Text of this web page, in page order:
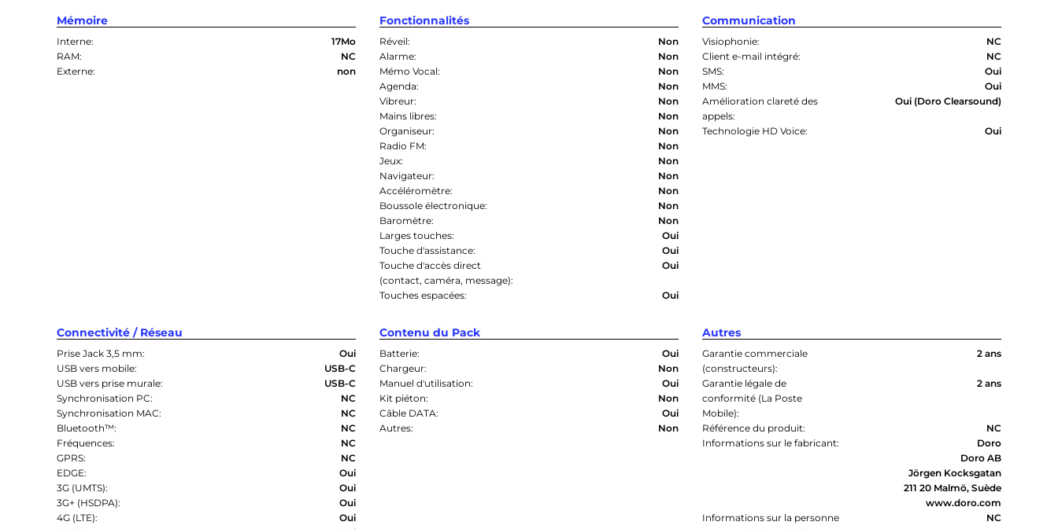
Mémoire
Interne:
17Mo
RAM:
NC
Externe:
non
Fonctionnalités
Réveil:
Non
Alarme:
Non
Mémo Vocal:
Non
Agenda:
Non
Vibreur:
Non
Mains libres:
Non
Organiseur:
Non
Radio FM:
Non
Jeux:
Non
Navigateur:
Non
Accéléromètre:
Non
Boussole électronique:
Non
Baromètre:
Non
Larges touches:
Oui
Touche d'assistance:
Oui
Touche d'accès direct
(contact, caméra, message):
Oui
Touches espacées: Oui
Communication
Visiophonie:
NC
Client e-mail intégré:
NC
SMS:
Oui
MMS:
Oui
Amélioration clareté des
appels:
Oui (Doro Clearsound)
Technologie HD Voice: Oui
Connectivité / Réseau
Prise Jack 3,5 mm:
Oui
USB vers mobile:
USB-C
USB vers prise murale:
USB-C
Synchronisation PC:
NC
Synchronisation MAC:
NC
Bluetooth™:
NC
Fréquences:
NC
GPRS:
NC
EDGE:
Oui
3G (UMTS):
Oui
3G+ (HSDPA):
Oui
4G (LTE):
Oui
Contenu du Pack
Batterie:
Oui
Chargeur:
Non
Manuel d'utilisation:
Oui
Kit piéton:
Non
Câble DATA:
Oui
Autres:
Non
Autres
Garantie commerciale
(constructeurs):
2 ans
Garantie légale de
conformité (La Poste
Mobile):
2 ans
Référence du produit:
NC
Informations sur le fabricant:
Doro
Doro AB
Jörgen Kocksgatan
211 20 Malmö, Suède
www.doro.com
Informations sur la personne
NC